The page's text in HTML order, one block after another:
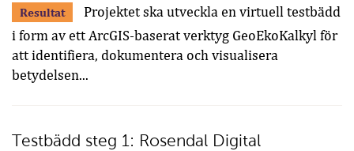
Resultat
Projektet ska utveckla en virtuell testbädd
i form av ett ArcGIS-baserat verktyg GeoEkoKalkyl för
att identifiera, dokumentera och visualisera
betydelsen...
Testbädd steg 1: Rosendal Digital